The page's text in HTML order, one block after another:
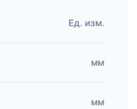
Ед. изм.
мм
мм